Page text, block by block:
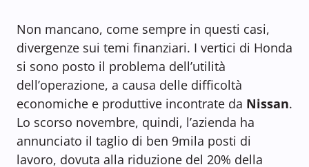
Non mancano, come sempre in questi casi,
divergenze sui temi finanziari. I vertici di Honda
si sono posto il problema dell’utilità
dell’operazione, a causa delle difficoltà
economiche e produttive incontrate da Nissan.
Lo scorso novembre, quindi, l’azienda ha
annunciato il taglio di ben 9mila posti di
lavoro, dovuta alla riduzione del 20% della